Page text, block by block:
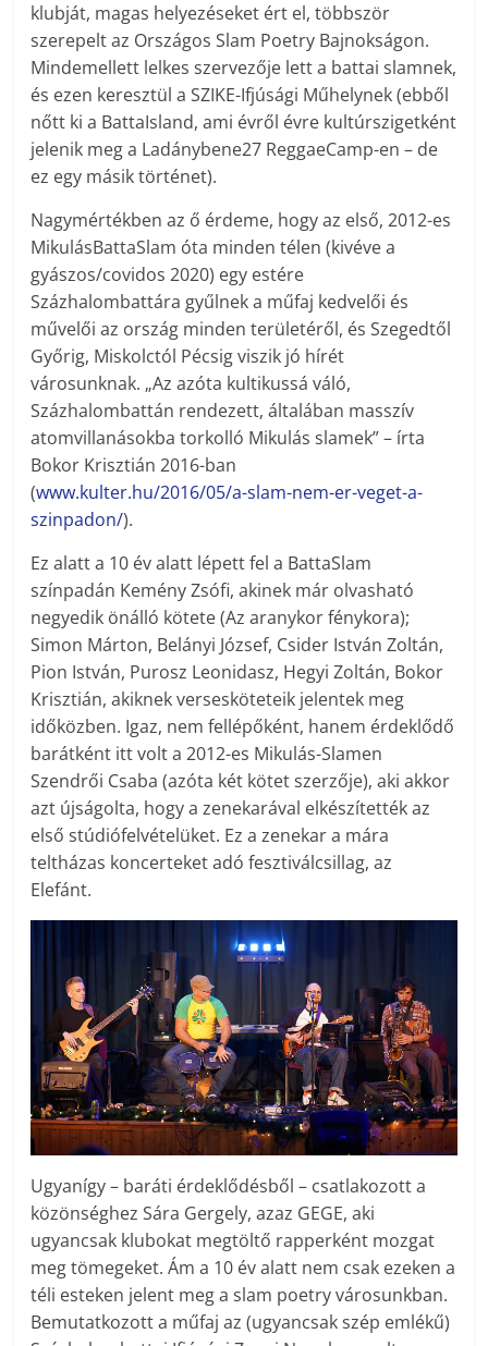
klubját, magas helyezéseket ért el, többször
szerepelt az Országos Slam Poetry Bajnokságon.
Mindemellett lelkes szervezője lett a battai slamnek,
és ezen keresztül a SZIKE-Ifjúsági Műhelynek (ebből
nőtt ki a BattaIsland, ami évről évre kultúrszigetként
jelenik meg a Ladánybene27 ReggaeCamp-en – de
ez egy másik történet).
Nagymértékben az ő érdeme, hogy az első, 2012-es
MikulásBattaSlam óta minden télen (kivéve a
gyászos/covidos 2020) egy estére
Százhalombattára gyűlnek a műfaj kedvelői és
művelői az ország minden területéről, és Szegedtől
Győrig, Miskolctól Pécsig viszik jó hírét
városunknak. „Az azóta kultikussá váló,
Százhalombattán rendezett, általában masszív
atomvillanásokba torkolló Mikulás slamek” – írta
Bokor Krisztián 2016-ban
(www.kulter.hu/2016/05/a-slam-nem-er-veget-a-
szinpadon/).
Ez alatt a 10 év alatt lépett fel a BattaSlam
színpadán Kemény Zsófi, akinek már olvasható
negyedik önálló kötete (Az aranykor fénykora);
Simon Márton, Belányi József, Csider István Zoltán,
Pion István, Purosz Leonidasz, Hegyi Zoltán, Bokor
Krisztián, akiknek versesköteteik jelentek meg
időközben. Igaz, nem fellépőként, hanem érdeklődő
barátként itt volt a 2012-es Mikulás-Slamen
Szendrői Csaba (azóta két kötet szerzője), aki akkor
azt újságolta, hogy a zenekarával elkészítették az
első stúdiófelvételüket. Ez a zenekar a mára
teltházas koncerteket adó fesztiválcsillag, az
Elefánt.
Ugyanígy – baráti érdeklődésből – csatlakozott a
közönséghez Sára Gergely, azaz GEGE, aki
ugyancsak klubokat megtöltő rapperként mozgat
meg tömegeket. Ám a 10 év alatt nem csak ezeken a
téli esteken jelent meg a slam poetry városunkban.
Bemutatkozott a műfaj az (ugyancsak szép emlékű)